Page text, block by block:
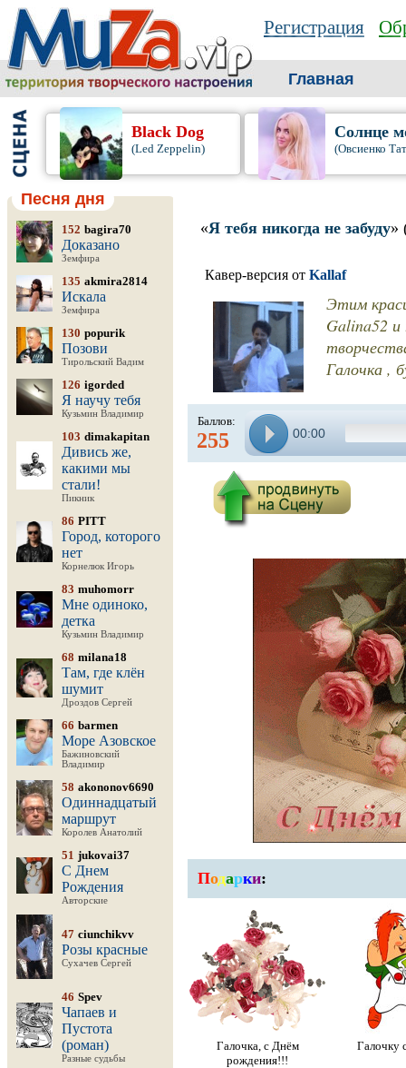
Регистрация
Главная
Black Dog
(Led Zeppelin)
Солнце
(Овсиенко
Песня дня
152 bagira70
Доказано
Земфира
135 akmira2814
Искала
Земфира
130 popurik
Позови
Тирольский Вадим
126 igorded
Я научу тебя
Кузьмин Владимир
103 dimakapitan
Дивись же,
какими мы
стали!
Пикник
86 PITT
Город, которого
нет
Корнелюк Игорь
83 muhomorr
Мне одиноко,
детка
Кузьмин Владимир
68 milana18
Там, где клён
шумит
Дроздов Сергей
66 barmen
Море Азовское
Бажиновский
Владимир
58 akononov6690
Одиннадцатый
маршрут
Королев Анатолий
51 jukovai37
С Днем
Рождения
Авторские
47 ciunchikvv
Розы красные
Сухачев Сергей
46 Spev
Чапаев и
Пустота
(роман)
Разные судьбы
«Я тебя никогда не забуду»
Кавер-версия от Kallaf
Этим
Galina52 и
Галочка ,
Баллов:
255 00:00
Подарки:
Галочка, с Днём
рождения!!!
Галочку